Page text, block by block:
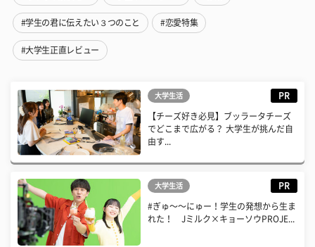
#学生の君に伝えたい３つのこと #恋愛特集
#大学生正直レビュー
大学生活 PR
【チーズ好き必見】ブッラータチーズ
でどこまで広がる？ 大学生が挑んだ自
由す...
大学生活 PR
#ぎゅ〜〜にゅー！学生の発想から生ま
れた！ Jミルク×キョーソウPROJE...